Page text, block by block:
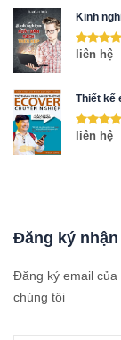
Kinh
liên hệ
Thiết kế
liên hệ
Đăng ký
Đăng ký email
chúng tôi